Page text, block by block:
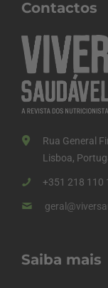
Contactos
Rua General
Lisboa,
+351 218 110
Saiba mais